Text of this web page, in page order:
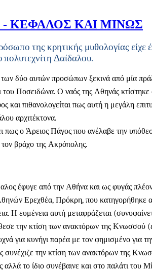
- ΚΕΦΑΛΟΣ ΚΑΙ ΜΙΝΩΣ
της κρητικής μυθολογίας
πολυτεχνίτη Δαίδαλου.
δύο αυτών προσώπων ξεκινά από μία
Ποσειδώνα. Ο ναός της Αθηνάς
και πιθανολογείται πως αυτή η μεγάλη
αρχιτέκτονα.
πως ο Άρειος Πάγος που ανέλαβε την
βράχο της Ακρόπολης.
έφυγε από την Αθήνα και ως φυγάς
Ερεχθέα, Πρόκρη, που κατηγορήθηκε
Η ευμένεια αυτή μεταφράζεται
την κτίση των ανακτόρων της
για κυνήγι παρέα με τον φημισμένο για
συνέχιζε την κτίση των ανακτόρων της
αλλά το ίδιο συνέβαινε και στο παλάτι